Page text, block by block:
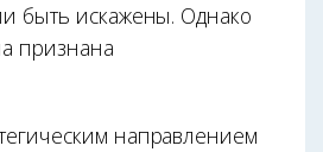
быть искажены. Однако
признана
направлением